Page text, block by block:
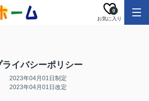
お気に入り
0
ライバシーポリシー
2023年04月01日制定
2023年04月01日改定